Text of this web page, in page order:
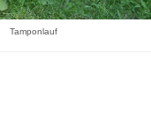
Tamponlauf